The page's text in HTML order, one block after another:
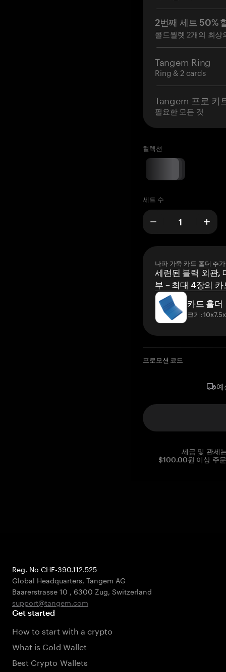
2번째 세트 50%
콜드월렛 2개의 최상
Tangem Ring
Ring & 2 cards
Tangem 프로 키
필요한 모든 것
컬렉션
세트 수
나파 가죽 카드 홀더 추가
세련된 블랙 외관,
부 – 최대 4장의
카드 홀더
크기:
프로모션 코드
예
세금 및 관세
$100.00원 이상 주
Reg. No CHE-390.112.525
Global Headquarters, Tangem AG
Baarerstrasse 10 , 6300 Zug, Switzerland
support@tangem.com
Get started
How to start with a crypto
What is Cold Wallet
Best Crypto Wallets